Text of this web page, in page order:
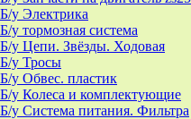
Б/у Электрика
Б/у тормозная система
Б/у Цепи. Звёзды. Ходовая
Б/у Тросы
Б/у Обвес. пластик
Б/у Колеса и комплектующие
Б/у Система питания. Фильтра